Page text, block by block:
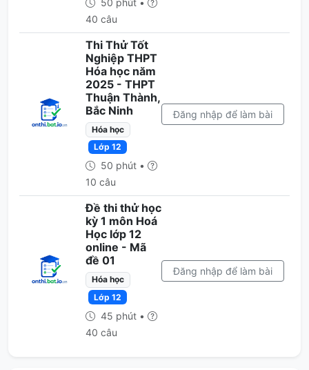
50 phút •
40 câu
Thi Thử Tốt
Nghiệp THPT
Hóa học năm
2025 - THPT
Thuận Thành,
Bắc Ninh
Hóa học
Lớp 12
50 phút •
10 câu
Đăng nhập để làm bài
Đề thi thử học
kỳ 1 môn Hoá
Học lớp 12
online - Mã
đề 01
Hóa học
Lớp 12
45 phút •
40 câu
Đăng nhập để làm bài